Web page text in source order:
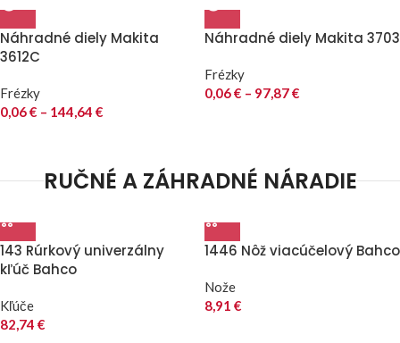
Náhradné diely Makita
3612C
Frézky
0,06€ – 144,64 €
Náhradné diely Makita 3703
Frézky
0,06€ – 97,87€
RUČNÉ A ZÁHRADNÉ NÁRADIE
143 Rúrkový univerzálny
kľúč Bahco
Kľúče
82,74 €
1446 Nôž viacúčelový Bahco
Nože
8,91 €